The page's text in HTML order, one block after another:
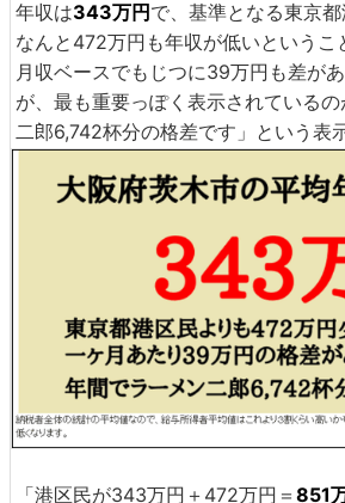
年収は343万円 で、基準となる東京都
なんと472万円も年収が低いというこ
月収ベースでもじつに39万円も差が
が、最も重要っぽく表示されている
二郎6,742杯分の格差です」という表示
「港区民が343万円＋472万円＝ 851